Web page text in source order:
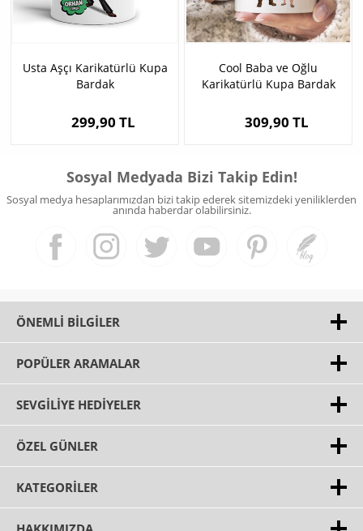
Usta Aşçı Karikatürlü Kupa
Bardak
299,90 TL
Cool Baba ve Oğlu
Karikatürlü Kupa Bardak
309,90 TL
Sosyal Medyada Bizi Takip Edin!
Sosyal medya hesaplarımızdan bizi takip ederek sitemizdeki yeniliklerden
anında haberdar olabilirsiniz.
ÖNEMLI BILGILER
POPÜLER ARAMALAR
SEVGILIYE HEDIYELER
ÖZEL GÜNLER
KATEGORILER